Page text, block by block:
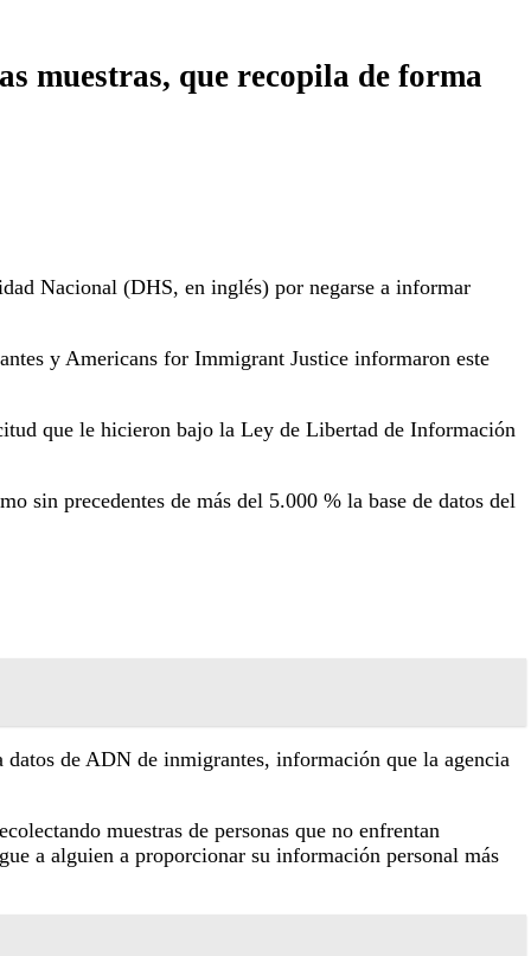
muestras, que recopila de forma
Nacional (DHS, en inglés) por negarse a informar
y Americans for Immigrant Justice informaron este
que le hicieron bajo la Ley de Libertad de Información
sin precedentes de más del 5.000 % la base de datos del
de ADN de inmigrantes, información que la agencia
muestras de personas que no enfrentan
a alguien a proporcionar su información personal más